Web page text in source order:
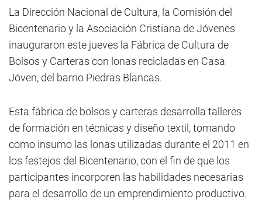
La Dirección Nacional de Cultura, la Comisión del
Bicentenario y la Asociación Cristiana de Jóvenes
inauguraron este jueves la Fábrica de Cultura de
Bolsos y Carteras con lonas recicladas en Casa
Jóven, del barrio Piedras Blancas.
Esta fábrica de bolsos y carteras desarrolla talleres
de formación en técnicas y diseño textil, tomando
como insumo las lonas utilizadas durante el 2011 en
los festejos del Bicentenario, con el fin de que los
participantes incorporen las habilidades necesarias
para el desarrollo de un emprendimiento productivo.